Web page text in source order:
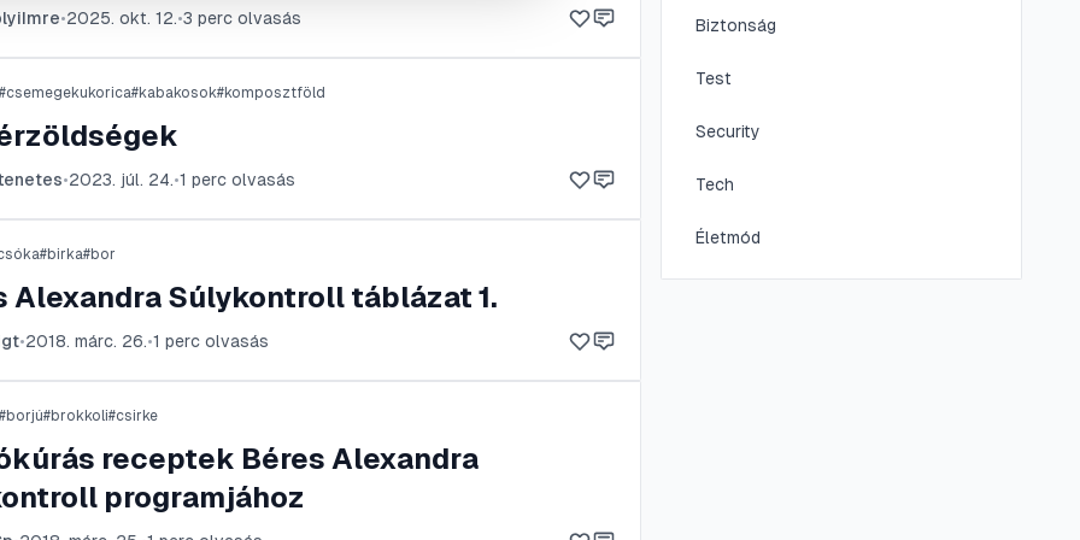
és textúráját a téli hónapokra is. Ismerje meg a lépéseket a
fagyasztott padlizsánhoz, a szeleteléstől a csomagolásig!
•2025. okt. 12.•3 perc olvasás
csemegekukorica#kabakosok#komposztföld
•2023. júl. 24.•1 perc olvasás
#birka#bor
Alexandra Súlykontroll táblázat 1.
•2018. márc. 26.•1 perc olvasás
borjú#brokkoli#csirke
receptek Béres Alexandra
programjához
Biztonság
Test
Security
Tech
Életmód